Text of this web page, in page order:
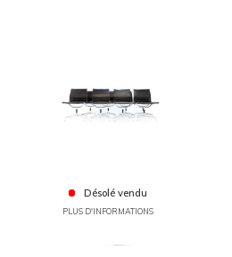
Désolé vendu
PLUS D'INFORMATIONS